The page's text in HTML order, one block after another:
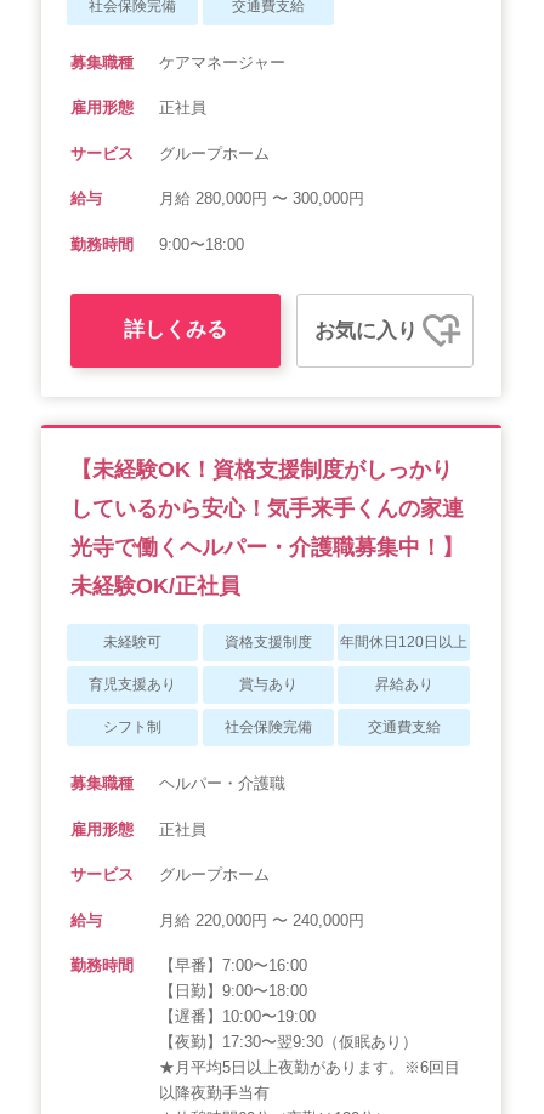
社会保険完備 交通費支給
募集職種 ケアマネージャー
雇用形態 正社員
サービス グループホーム
給与 月給 280,000円 〜 300,000円
勤務時間 9:00〜18:00
詳しくみる お気に入り
【未経験OK！資格支援制度がしっかり
しているから安心！気手来手くんの家連
光寺で働くヘルパー・介護職募集中！】
未経験OK/正社員
未経験可 資格支援制度 年間休日120日以上
育児支援あり 賞与あり 昇給あり
シフト制 社会保険完備 交通費支給
募集職種 ヘルパー・介護職
雇用形態 正社員
サービス グループホーム
給与 月給 220,000円 〜 240,000円
勤務時間
【早番】7:00〜16:00
【日勤】9:00〜18:00
【遅番】10:00〜19:00
【夜勤】17:30〜翌9:30（仮眠あり）
★月平均5日以上夜勤があります。※6回目
以降夜勤手当有